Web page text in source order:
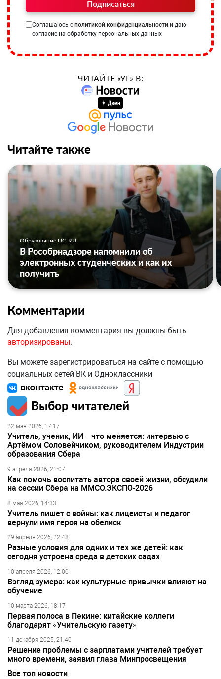
Подписаться
Соглашаюсь с политикой конфиденциальности и даю
согласие на обработку персональных данных
ЧИТАЙТЕ «УГ» В:
Читайте также
Образование UG.RU
В Рособрнадзоре напомнили об
электронных студенческих и как их
получить
Комментарии
Для добавления комментария вы должны быть
авторизированы.
Вы можете зарегистрироваться на сайте с помощью
социальных сетей ВК и Одноклассники
Выбор читателей
22 мая 2026, 17:17
Учитель, ученик, ИИ – что меняется: интервью с
Артёмом Соловейчиком, руководителем Индустрии
образования Сбера
9 апреля 2026, 21:07
Как помочь воспитать автора своей жизни, обсудили
на сессии Сбера на ММСО.ЭКСПО-2026
8 мая 2026, 14:33
Учитель пишет с войны: как лицеисты и педагог
вернули имя героя на обелиск
29 апреля 2026, 22:48
Разные условия для одних и тех же детей: как
сегодня устроена среда в детских садах
10 апреля 2026, 12:00
Взгляд зумера: как культурные привычки влияют на
обучение
10 марта 2026, 18:17
Первая полоса в Пекине: китайские коллеги
благодарят «Учительскую газету»
11 декабря 2025, 21:40
Решение проблемы с зарплатами учителей требует
много времени, заявил глава Минпросвещения
Все топ новости